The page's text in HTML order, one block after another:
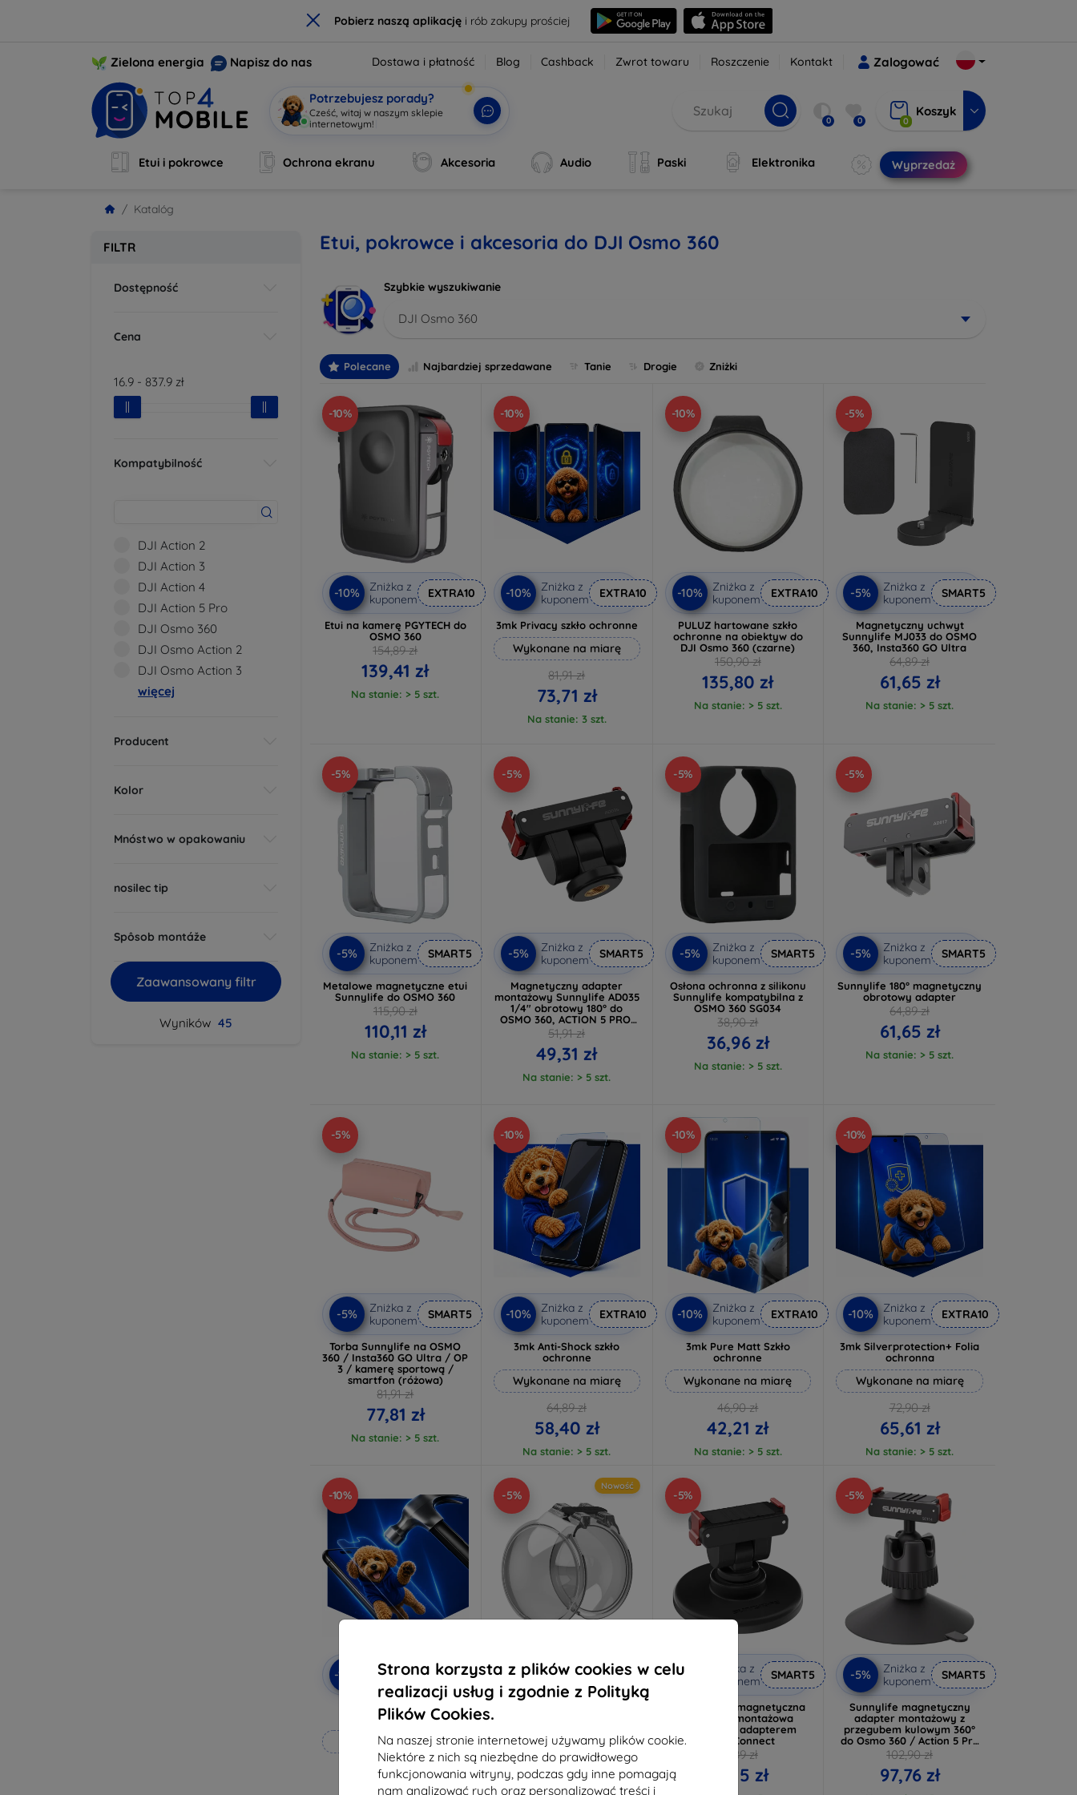
× Pobierz naszą aplikacjęi rób zakupy prościej
Strona korzysta z plików cookies w celu
realizacji usług i zgodnie z Polityką
Plików Cookies.
Na naszej stronie internetowej używamy plików cookie.
Niektóre z nich są niezbędne do prawidłowego
funkcjonowania witryny, podczas gdy inne pomagają
nam analizować ruch oraz personalizować treści i
Zielona energia Napisz do nas Dostawa i płatność Blog Cashback Zwrot towaru Roszczenie Kontakt Zalogować
Potrzebujesz porady?
Cześć, w| 0 0 0
Koszyk
Etui i pokrowce Ochrona ekranu Akcesoria Audio Paski Elektronika Wyprzedaż
Katalóg
FILTR
Dostępność
Cena
16.9 - 837.9 zł
Kompatybilność
DJI Action 2
DJI Action 3
DJI Action 4
DJI Action 5 Pro
DJI Osmo 360
DJI Osmo Action 2
DJI Osmo Action 3
więcej
Producent
Kolor
Mnóstwo w opakowaniu
nosilec tip
Spôsob montáže
Zaawansowany filtr
Wyników 45
Etui, pokrowce i akcesoria do DJI Osmo 360
Szybkie wyszukiwanie
DJI Osmo 360
Polecane Najbardziej sprzedawane Tanie Drogie Zniżki
-10%
-10%
Zniżka z
kuponem
EXTRA10
Etui na kamerę PGYTECH do
OSMO 360
154,89 zł
139,41 zł
Na stanie: > 5 szt.
-10%
-10%
Zniżka z
kuponem
EXTRA10
3mk Privacy szkło ochronne
Wykonane na miarę
81,91 zł
73,71 zł
Na stanie: 3 szt.
-10%
-10%
Zniżka z
kuponem
EXTRA10
PULUZ hartowane szkło
ochronne na obiektyw do
DJI Osmo 360 (czarne)
150,90 zł
135,80 zł
Na stanie: > 5 szt.
-5%
-5%
Zniżka z
kuponem
SMART5
Magnetyczny uchwyt
Sunnylife MJ033 do OSMO
360, Insta360 GO Ultra
64,89 zł
61,65 zł
Na stanie: > 5 szt.
-5%
-5%
Zniżka z
kuponem
SMART5
Metalowe magnetyczne etui
Sunnylife do OSMO 360
115,90 zł
110,11 zł
Na stanie: > 5 szt.
-5%
-5%
Zniżka z
kuponem
SMART5
Magnetyczny adapter
montażowy Sunnylife AD035
1/4" obrotowy 180° do
OSMO 360, ACTION 5 PRO,
OSMO ACTION 4/3/2
51,91 zł
49,31 zł
Na stanie: > 5 szt.
-5%
-5%
Zniżka z
kuponem
SMART5
Osłona ochronna z silikonu
Sunnylife kompatybilna z
OSMO 360 SG034
38,90 zł
36,96 zł
Na stanie: > 5 szt.
-5%
-5%
Zniżka z
kuponem
SMART5
Sunnylife 180° magnetyczny
obrotowy adapter
64,89 zł
61,65 zł
Na stanie: > 5 szt.
-5%
-5%
Zniżka z
kuponem
SMART5
Torba Sunnylife na OSMO
360 / Insta360 GO Ultra / OP
3 / kamerę sportową /
smartfon (różowa)
81,91 zł
77,81 zł
Na stanie: > 5 szt.
-10%
-10%
Zniżka z
kuponem
EXTRA10
3mk Anti-Shock szkło
ochronne
Wykonane na miarę
64,89 zł
58,40 zł
Na stanie: > 5 szt.
-10%
-10%
Zniżka z
kuponem
EXTRA10
3mk Pure Matt Szkło
ochronne
Wykonane na miarę
46,90 zł
42,21 zł
Na stanie: > 5 szt.
-10%
-10%
Zniżka z
kuponem
EXTRA10
3mk Silverprotection+ Folia
ochronna
Wykonane na miarę
72,90 zł
65,61 zł
Na stanie: > 5 szt.
-10%
-10%
Zniżka z
EXTRA10
3mk Hammer szkło
ochronne
Wykonane na miarę
76,90 zł
69,21 zł
-5%
Nowość
-5%
Zniżka z
SMART5
40,76 zł
Na stanie: 4 szt.
-5%
-5%
Zniżka z
kuponem
SMART5
Regulowana magnetyczna
podstawa montażowa
Sunnylife z adapterem
Quick-Connect
94,89 zł
90,15 zł
-5%
-5%
Zniżka z
kuponem
SMART5
Sunnylife magnetyczny
adapter montażowy z
przegubem kulowym 360°
do Osmo 360 / Action 5 Pro
/ 4 / 3
102,90 zł
97,76 zł